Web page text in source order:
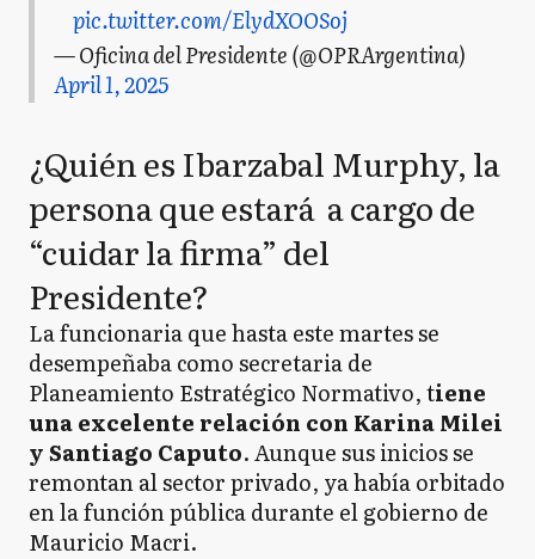
pic.twitter.com/ElydXOOSoj
— Oficina del Presidente (@OPRArgentina)
April 1, 2025
¿Quién es Ibarzabal Murphy, la
persona que estará a cargo de
“cuidar la firma” del
Presidente?
La funcionaria que hasta este martes se
desempeñaba como secretaria de
Planeamiento Estratégico Normativo, tiene
una excelente relación con Karina Milei
y Santiago Caputo. Aunque sus inicios se
remontan al sector privado, ya había orbitado
en la función pública durante el gobierno de
Mauricio Macri.